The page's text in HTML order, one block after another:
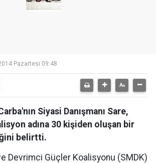
Pazartesi 09:48
Siyasi Danışmanı Sare,
adına 30 kişiden oluşan bir
belirtti.
Devrimci Güçler Koalisyonu (SMDK)